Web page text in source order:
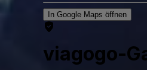
In Google Maps öffnen
viagogo-